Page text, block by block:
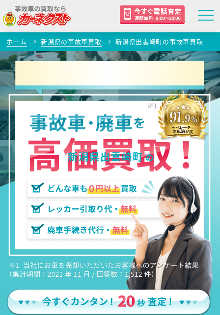
ホーム 新潟県の事故車買取 新潟県出雲崎町の事故車買取
新潟県出雲崎町の